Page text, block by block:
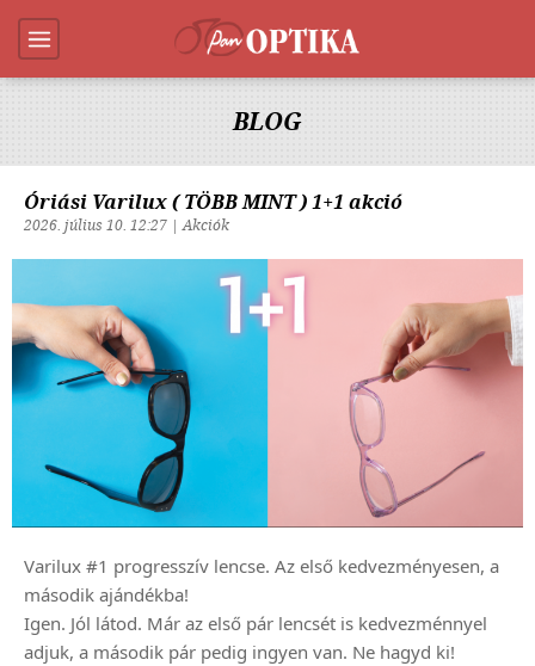
BLOG
Óriási Varilux ( TÖBB MINT ) 1+1 akció
2026. július 10. 12:27 | Akciók
Varilux #1 progresszív lencse. Az első kedvezményesen, a
második ajándékba!
Igen. Jól látod. Már az első pár lencsét is kedvezménnyel
adjuk, a második pár pedig ingyen van. Ne hagyd ki!